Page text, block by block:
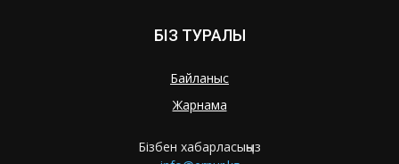
БІЗ ТУРАЛЫ
Байланыс
Жарнама
Бізбен хабарласыңыз